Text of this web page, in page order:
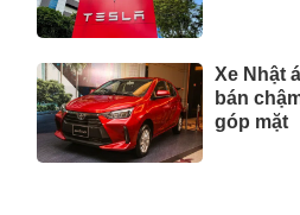
Xe Nhật
bán
góp mặt